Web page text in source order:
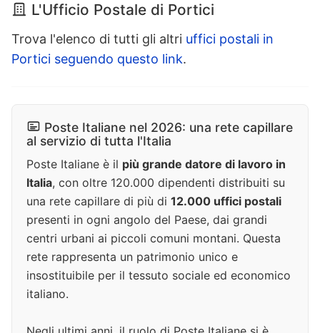
L'Ufficio Postale di Portici
Trova l'elenco di tutti gli altri uffici postali in
Portici seguendo questo link.
Poste Italiane nel 2026: una rete capillare
al servizio di tutta l'Italia
Poste Italiane è il più grande datore di lavoro in
Italia, con oltre 120.000 dipendenti distribuiti su
una rete capillare di più di 12.000 uffici postali
presenti in ogni angolo del Paese, dai grandi
centri urbani ai piccoli comuni montani. Questa
rete rappresenta un patrimonio unico e
insostituibile per il tessuto sociale ed economico
italiano.